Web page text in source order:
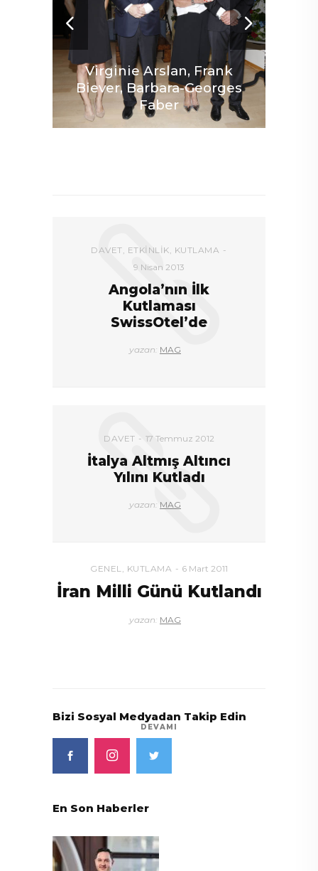
Virginie Arslan, Frank
Biever, Barbara-Georges
Faber
DAVET, ETKINLIK, KUTLAMA
9 Nisan 2013
Angola’nın İlk
Kutlaması
SwissOtel’de
yazan: MAG
DAVET 17 Temmuz 2012
İtalya Altmış Altıncı
Yılını Kutladı
yazan: MAG
GENEL, KUTLAMA 6 Mart 2011
İran Milli Günü Kutlandı
yazan: MAG
DEVAMI
Bizi Sosyal Medyadan Takip Edin
En Son Haberler